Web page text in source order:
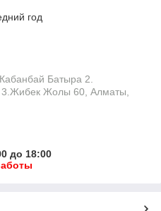
год
ㅤㅤㅤㅤㅤㅤㅤㅤㅤㅤㅤㅤㅤ2.
3.Жибек Жолы 60, Алматы,
до 18:00